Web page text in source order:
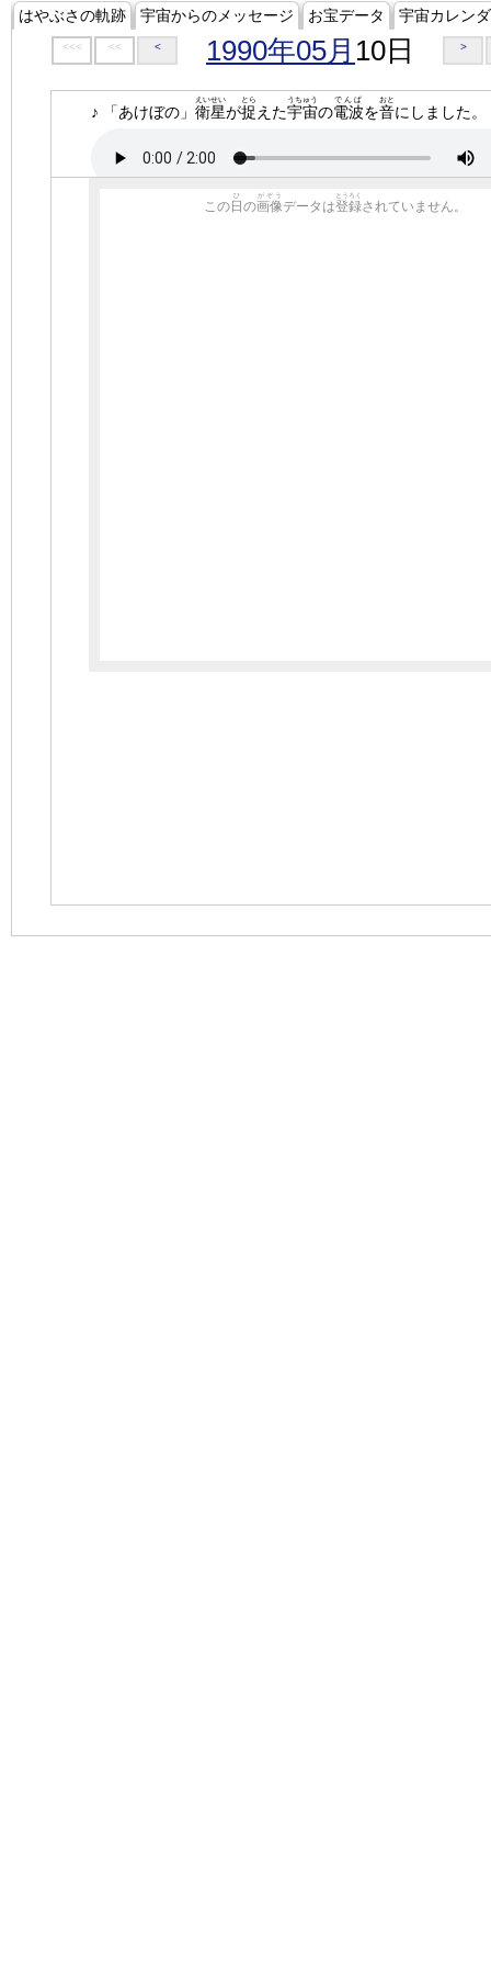
はやぶさの軌跡 宇宙からのメッセージ お宝データ 宇宙カレン
<<< << < 1990年05月 10日 >
♪ 「あけぼの」 衛星
えいせい
が捉
とら
えた宇宙
うちゅう
の電波
でんぱ
を音
おと
にしました。
この 日
ひ
の画像
がぞう
データは登録
とうろく
されていません。